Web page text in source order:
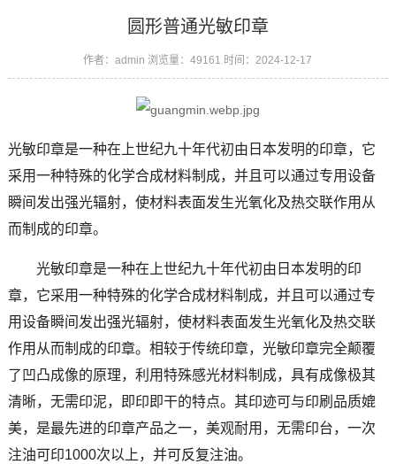
圆形普通光敏印章
作者：admin 浏览量：49161 时间：2024-12-17
光敏印章是一种在上世纪九十年代初由日本发明的印章，它
采用一种特殊的化学合成材料制成，并且可以通过专用设备
瞬间发出强光辐射，使材料表面发生光氧化及热交联作用从
而制成的印章。
光敏印章是一种在上世纪九十年代初由日本发明的印
章，它采用一种特殊的化学合成材料制成，并且可以通过专
用设备瞬间发出强光辐射，使材料表面发生光氧化及热交联
作用从而制成的印章。相较于传统印章，光敏印章完全颠覆
了凹凸成像的原理，利用特殊感光材料制成，具有成像极其
清晰，无需印泥，即印即干的特点。其印迹可与印刷品质媲
美，是最先进的印章产品之一，美观耐用，无需印台，一次
注油可印1000次以上，并可反复注油。